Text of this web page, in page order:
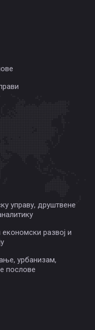
управу, друштвене
развој и
урбанизам,
послове